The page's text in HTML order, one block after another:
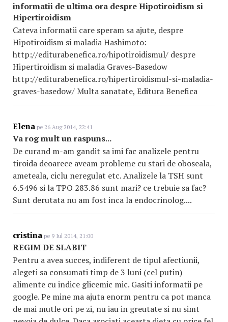
informatii de ultima ora despre Hipotiroidism si
Hipertiroidism
Cateva informatii care speram sa ajute, despre
Hipotiroidism si maladia Hashimoto:
http://editurabenefica.ro/hipotiroidismul/ despre
Hipertiroidism si maladia Graves-Basedow
http://editurabenefica.ro/hipertiroidismul-si-maladia-
graves-basedow/ Multa sanatate, Editura Benefica
Elena pe 26 Aug 2014, 22:41
Va rog mult un raspuns...
De curand m-am gandit sa imi fac analizele pentru
tiroida deoarece aveam probleme cu stari de oboseala,
ameteala, ciclu neregulat etc. Analizele la TSH sunt
6.5496 si la TPO 283.86 sunt mari? ce trebuie sa fac?
Sunt derutata nu am fost inca la endocrinolog....
cristina pe 9 Iul 2014, 21:00
REGIM DE SLABIT
Pentru a avea succes, indiferent de tipul afectiunii,
alegeti sa consumati timp de 3 luni (cel putin)
alimente cu indice glicemic mic. Gasiti informatii pe
google. Pe mine ma ajuta enorm pentru ca pot manca
de mai mutle ori pe zi, nu iau in greutate si nu simt